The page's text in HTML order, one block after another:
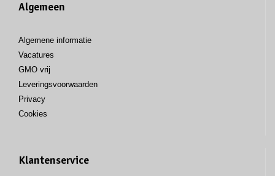
Algemeen
Algemene informatie
Vacatures
GMO vrij
Leveringsvoorwaarden
Privacy
Cookies
Klantenservice